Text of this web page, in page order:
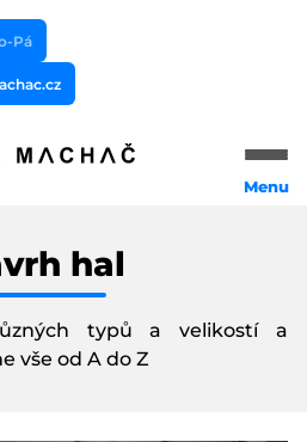
Pá
služby
staveb
Menu
hal
typů a velikostí a
vše od A do Z